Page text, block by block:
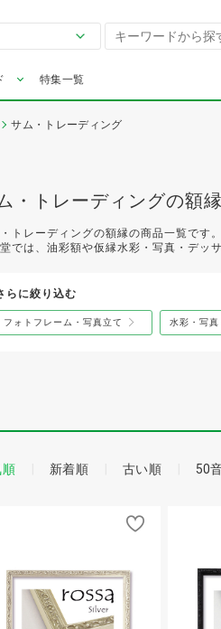
特集一覧
サム・トレーディング
・トレーディングの額
トレーディングの額縁の商品一覧です。
では、油彩額や仮縁水彩・写真・デッ
らに絞り込む
フォトフレーム・写真立て 水彩・写
順 新着順 古い順 50